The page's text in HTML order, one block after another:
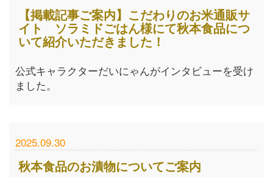
【掲載記事ご案内】こだわりのお米通販サ
イト ソラミドごはん様にて秋本食品につ
いて紹介いただきました！
公式キャラクターだいにゃんがインタビューを受け
ました。
2025.09.30
秋本食品のお漬物についてご案内